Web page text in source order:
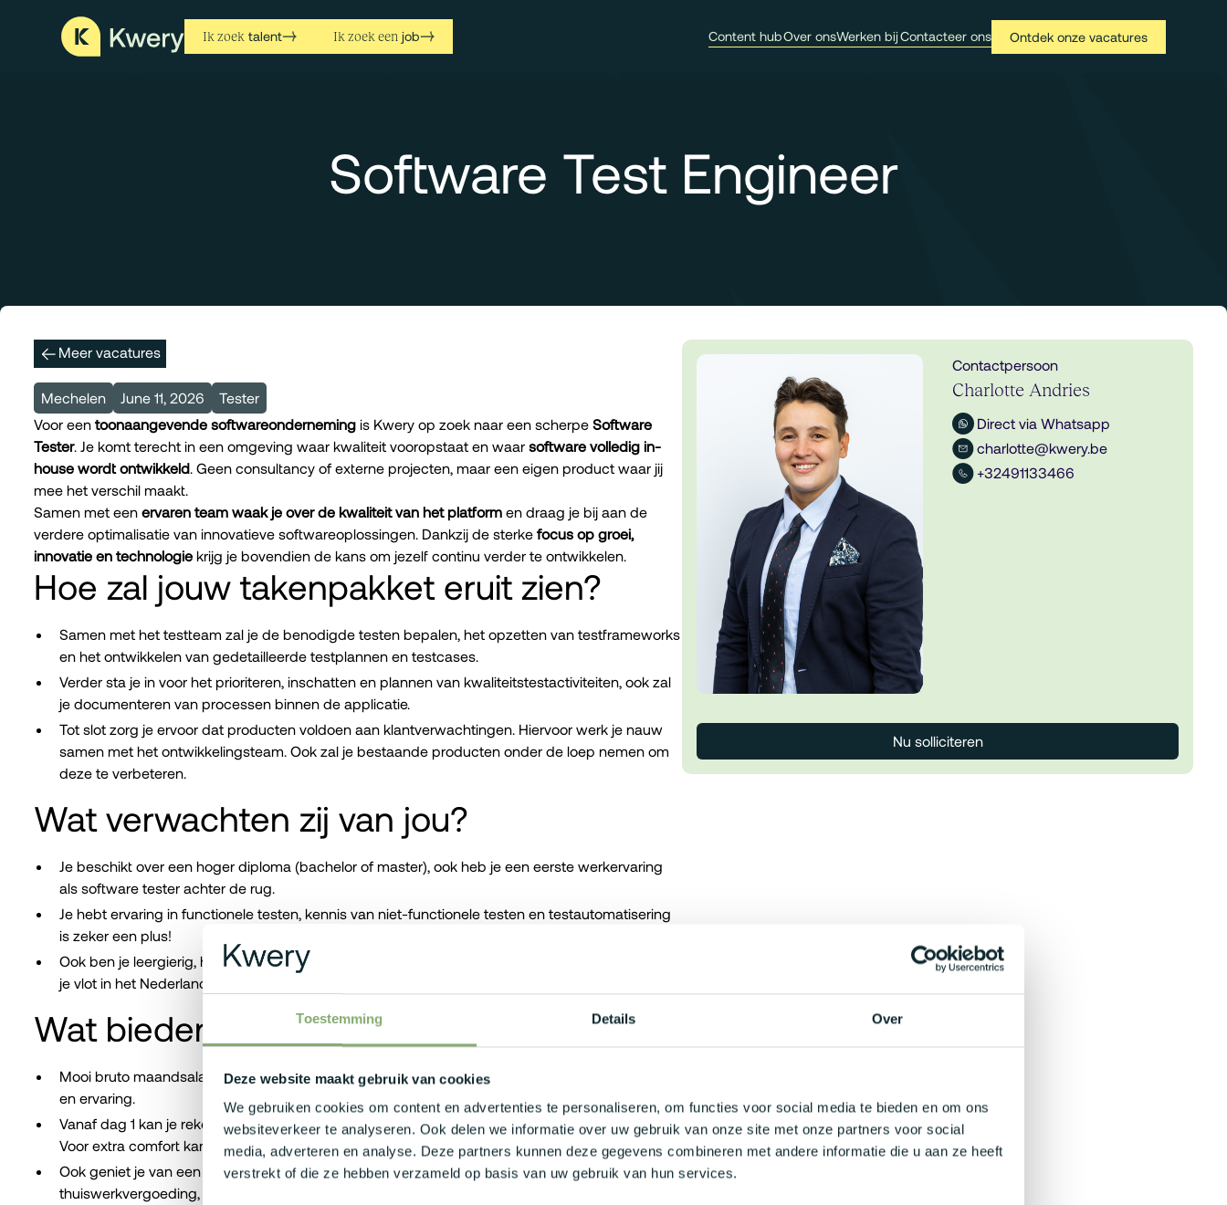
Toestemming Details Over
Deze website maakt gebruik van cookies
We gebruiken cookies om content en advertenties te personaliseren, om functies voor social media te bieden en om ons
websiteverkeer te analyseren. Ook delen we informatie over uw gebruik van onze site met onze partners voor social
media, adverteren en analyse. Deze partners kunnen deze gegevens combineren met andere informatie die u aan ze heeft
verstrekt of die ze hebben verzameld op basis van uw gebruik van hun services.
Ik zoek talent Ik zoek een job Content hubOver onsWerken bijContacteer ons Ontdek onze vacatures
Software Test Engineer
Meer vacatures
Mechelen June 11, 2026
Tester
Voor een toonaangevende softwareonderneming is Kwery op zoek naar een scherpe Software
Tester. Je komt terecht in een omgeving waar kwaliteit vooropstaat en waar software volledig in-
house wordt ontwikkeld. Geen consultancy of externe projecten, maar een eigen product waar jij
mee het verschil maakt.
Samen met een ervaren team waak je over de kwaliteit van het platform en draag je bij aan de
verdere optimalisatie van innovatieve softwareoplossingen. Dankzij de sterke focus op groei,
innovatie en technologie krijg je bovendien de kans om jezelf continu verder te ontwikkelen.
Hoe zal jouw takenpakket eruit zien?
Samen met het testteam zal je de benodigde testen bepalen, het opzetten van testframeworks
en het ontwikkelen van gedetailleerde testplannen en testcases.
Verder sta je in voor het prioriteren, inschatten en plannen van kwaliteitstestactiviteiten, ook zal
je documenteren van processen binnen de applicatie.
Tot slot zorg je ervoor dat producten voldoen aan klantverwachtingen. Hiervoor werk je nauw
samen met het ontwikkelingsteam. Ook zal je bestaande producten onder de loep nemen om
deze te verbeteren.
Wat verwachten zij van jou?
Je beschikt over een hoger diploma (bachelor of master), ook heb je een eerste werkervaring
als software tester achter de rug.
Je hebt ervaring in functionele testen, kennis van niet-functionele testen en testautomatisering
is zeker een plus!
Ook ben je leergierig, heb je oog voor detail en werk je graag in team. Daarnaast communiceer
je vlot in het Nederlands.
Wat bieden zij jou?
Mooi bruto maandsalaris die kan variëren tussen de €3.500 - €5.000, afhankelijk van je kennis
en ervaring.
Vanaf dag 1 kan je rekenen op een premium BMW bedrijfswagen met ongelimiteerde laadkaart.
Voor extra comfort kan je ook laden aan het kantoor!
Ook geniet je van een uitgebreide waaier aan extralegale voordelen zoals maaltijdcheques,
thuiswerkvergoeding, groepsverzekering, hospitalisatieverzekering, laptop en GSM. Leuke
Contactpersoon
Charlotte Andries
Direct via Whatsapp
charlotte@kwery.be
+32491133466
Nu solliciteren